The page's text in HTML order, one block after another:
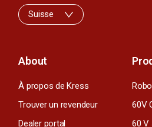
About
À propos de Kress
Trouver un revendeur
Dealer portal
60V
60 V
Suisse